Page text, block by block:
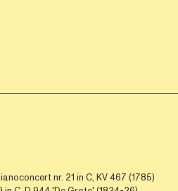
nr. 21 in C, KV 467 (1785)